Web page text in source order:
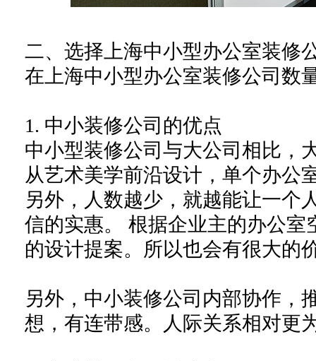
二、选择上海中小型办公室装修
在 上海中小型办公室装修公司数
1. 中小装修公司 的优点
中小型装修公司与大公司相比，
从艺术美学前沿设计，单个办公
另外，人数越少，就越能让一个
信的实惠。 根据企业主的办公室
的设计提案。所以也会有很大的
另外， 中小装修公司内部协作，
想，有连带感。人际关系相对更